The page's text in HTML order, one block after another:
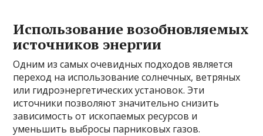
Использование возобновляемых
источников энергии
Одним из самых очевидных подходов является
переход на использование солнечных, ветряных
или гидроэнергетических установок. Эти
источники позволяют значительно снизить
зависимость от ископаемых ресурсов и
уменьшить выбросы парниковых газов.